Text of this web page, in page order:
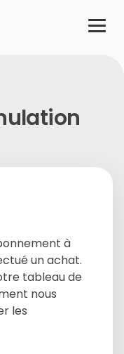
à
un achat.
tableau de
nous
les